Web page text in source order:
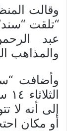
وقالت
“تلقت
عبد
والمذاهب
وأضافت
إلى أنه لا
أو مكان